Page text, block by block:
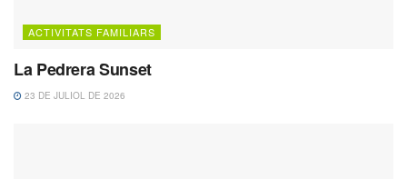
ACTIVITATS FAMILIARS
La Pedrera Sunset
23 DE JULIOL DE 2026